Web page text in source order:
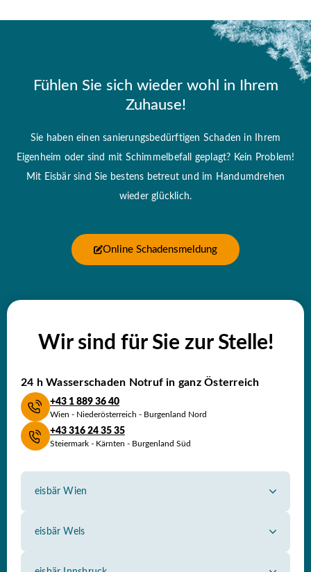
Fühlen Sie sich wieder wohl in Ihrem
Zuhause!
Sie haben einen sanierungsbedürftigen Schaden in Ihrem
Eigenheim oder sind mit Schimmelbefall geplagt? Kein Problem!
Mit Eisbär sind Sie bestens betreut und im Handumdrehen
wieder glücklich.
Online Schadensmeldung
Wir sind für Sie zur Stelle!
24 h Wasserschaden Notruf in ganz Österreich
+43 1 889 36 40
Wien - Niederösterreich - Burgenland Nord
+43 316 24 35 35
Steiermark - Kärnten - Burgenland Süd
eisbär Wien
Tel.: 01 889 36 40
eisbär Wels